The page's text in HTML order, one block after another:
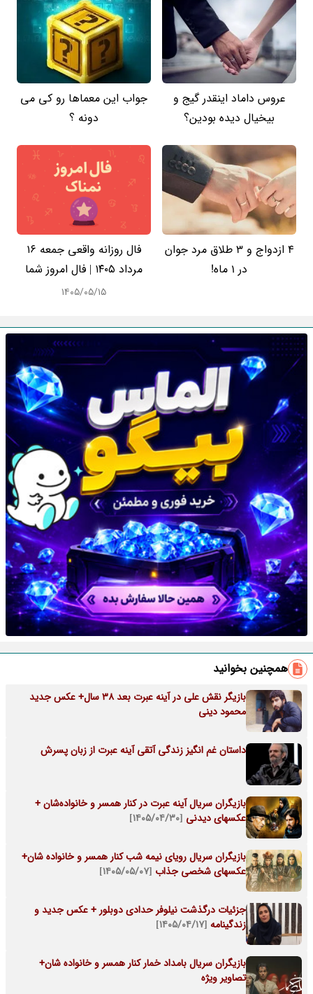
عروس داماد اینقدر گیج و
بیخیال دیده بودین؟
جواب این معماها رو کی می
دونه ؟
4 ازدواج و 3 طلاق مرد جوان
در 1 ماه!
فال روزانه واقعی جمعه ۱۶
مرداد ۱۴۰۵ | فال امروز شما
۱۴۰۵/۰۵/۱۵
همچنین بخوانید
بازیگر نقش علی در آینه عبرت بعد 38 سال+ عکس جدید
محمود دینی
داستان غم انگیز زندگی آتقی آینه عبرت از زبان پسرش
بازیگران سریال آینه عبرت در کنار همسر و خانواده‌شان +
عکسهای دیدنی [۱۴۰۵/۰۴/۳۰]
بازیگران سریال رویای نیمه شب کنار همسر و خانواده شان+
عکسهای شخصی جذاب [۱۴۰۵/۰۵/۰۷]
جزئیات درگذشت نیلوفر حدادی دوبلور + عکس جدید و
زندگینامه [۱۴۰۵/۰۴/۱۷]
بازیگران سریال بامداد خمار کنار همسر و خانواده شان+
تصاویر ویژه